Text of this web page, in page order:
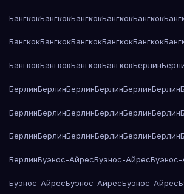
БангкокБангкокБангкокБангкокБангкок
БангкокБангкокБангкокБангкокБангкок
БангкокБангкокБангкокБангкокБерлин
БерлинБерлинБерлинБерлинБерлинБерлин
БерлинБерлинБерлинБерлинБерлинБерлин
БерлинБерлинБерлинБерлинБерлинБерлин
БерлинБуэнос-АйресБуэнос-Айрес
Буэнос-АйресБуэнос-АйресБуэнос-Айрес